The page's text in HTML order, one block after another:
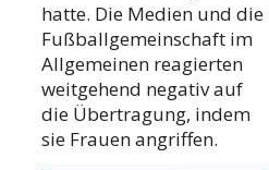
hatte. Die Medien und die
Fußballgemeinschaft im
Allgemeinen reagierten
weitgehend negativ auf
die Übertragung, indem
sie Frauen angriffen.